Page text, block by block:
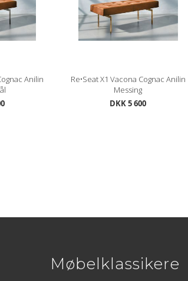
Anilin
Re•Seat X1 Vacona Cognac Anilin
Messing
DKK 5 600
Møbelklassikere